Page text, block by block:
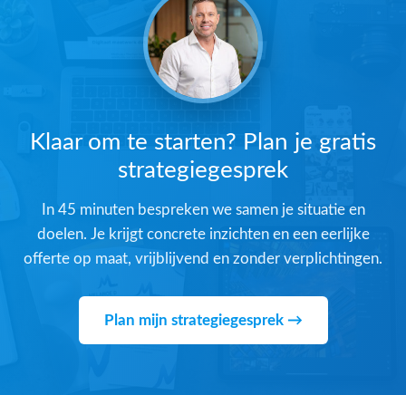
Klaar om te starten? Plan je gratis
strategiegesprek
In 45 minuten bespreken we samen je situatie en
doelen. Je krijgt concrete inzichten en een eerlijke
offerte op maat, vrijblijvend en zonder verplichtingen.
Plan mijn strategiegesprek →